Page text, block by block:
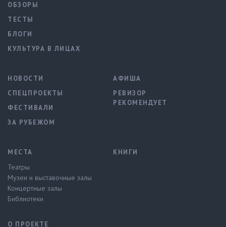
ОБЗОРЫ
ТЕСТЫ
БЛОГИ
КУЛЬТУРА В ЛИЦАХ
НОВОСТИ
СПЕЦПРОЕКТЫ
ФЕСТИВАЛИ
ЗА РУБЕЖОМ
АФИША
РЕВИЗОР
РЕКОМЕНДУЕТ
МЕСТА
Театры
Музеи и выставочные залы
Концертные залы
Библиотеки
КНИГИ
О ПРОЕКТЕ